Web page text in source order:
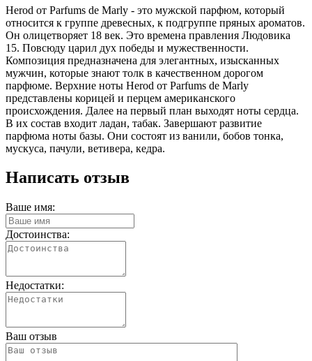
Herod от Parfums de Marly - это мужской парфюм, который
относится к группе древесных, к подгруппе пряных ароматов.
Он олицетворяет 18 век. Это времена правления Людовика
15. Повсюду царил дух победы и мужественности.
Композиция предназначена для элегантных, изысканных
мужчин, которые знают толк в качественном дорогом
парфюме. Верхние ноты Herod от Parfums de Marly
представлены корицей и перцем американского
происхождения. Далее на первый план выходят ноты сердца.
В их состав входит ладан, табак. Завершают развитие
парфюма ноты базы. Они состоят из ванили, бобов тонка,
мускуса, пачули, ветивера, кедра.
Написать отзыв
Ваше имя:
Достоинства:
Недостатки:
Ваш отзыв